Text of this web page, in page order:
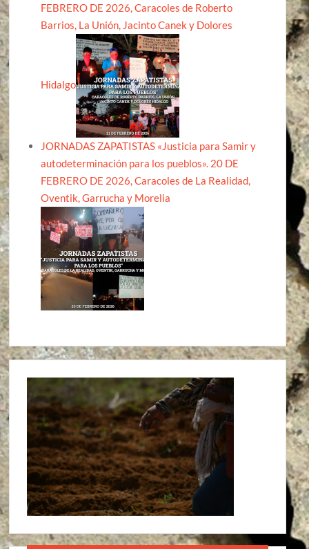
FEBRERO DE 2026, Caracoles de Roberto
Barrios, La Unión, Jacinto Canek y Dolores
Hidalgo
JORNADAS ZAPATISTAS «Justicia para Samir y
autodeterminación para los pueblos». 20 DE
FEBRERO DE 2026, Caracoles de La Realidad,
Oventik, Garrucha y Morelia